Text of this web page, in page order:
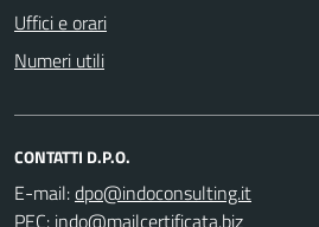
Uffici e orari
Numeri utili
CONTATTI D.P.O.
E-mail:
PEC: